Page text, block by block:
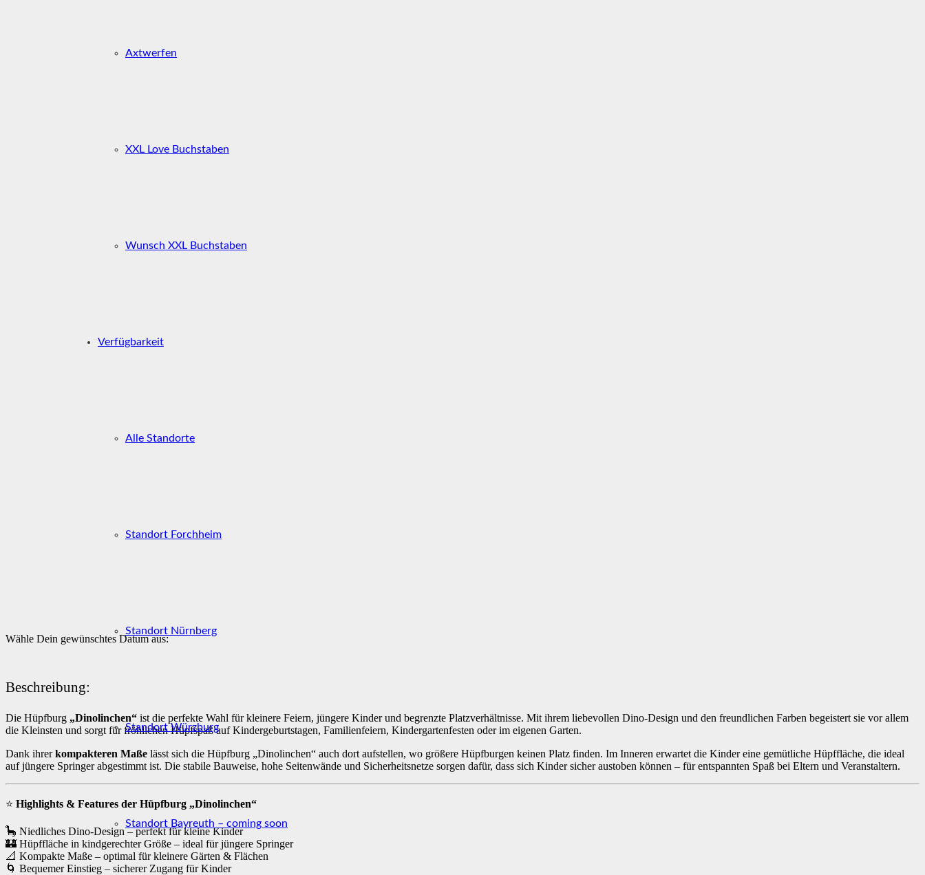
Axtwerfen
XXL Love Buchstaben
Wunsch XXL Buchstaben
Verfügbarkeit
Alle Standorte
Standort Forchheim
Standort Nürnberg
Standort Würzburg
Standort Bayreuth – coming soon
Wähle Dein gewünschtes Datum aus:
Beschreibung:
Die Hüpfburg „Dinolinchen“ ist die perfekte Wahl für kleinere Feiern, jüngere Kinder und begrenzte Platzverhältnisse. Mit ihrem liebevollen Dino-Design und den freundlichen Farben begeistert sie vor allem
die Kleinsten und sorgt für fröhlichen Hüpfspaß auf Kindergeburtstagen, Familienfeiern, Kindergartenfesten oder im eigenen Garten.
Dank ihrerkompakteren Maße lässt sich die Hüpfburg „Dinolinchen“ auch dort aufstellen, wo größere Hüpfburgen keinen Platz finden. Im Inneren erwartet die Kinder eine gemütliche Hüpffläche, die ideal
auf jüngere Springer abgestimmt ist. Die stabile Bauweise, hohe Seitenwände und Sicherheitsnetze sorgen dafür, dass sich Kinder sicher austoben können – für entspannten Spaß bei Eltern und Veranstaltern.
⭐ Highlights & Features der Hüpfburg „Dinolinchen“
🦕 Niedliches Dino-Design – perfekt für kleine Kinder
🏰 Hüpffläche in kindgerechter Größe – ideal für jüngere Springer
📐 Kompakte Maße – optimal für kleinere Gärten & Flächen
🌀 Bequemer Einstieg – sicherer Zugang für Kinder